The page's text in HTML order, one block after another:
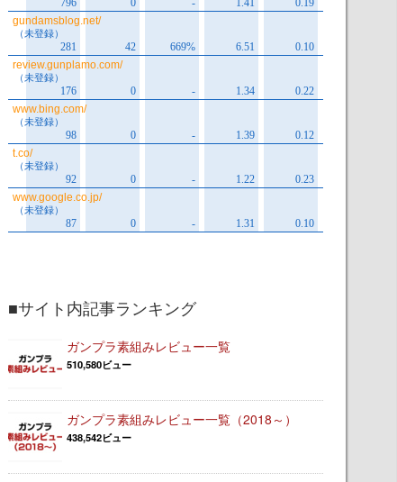
■サイト内記事ランキング
ガンプラ素組みレビュー一覧
510,580ビュー
ガンプラ素組みレビュー一覧（2018～）
438,542ビュー